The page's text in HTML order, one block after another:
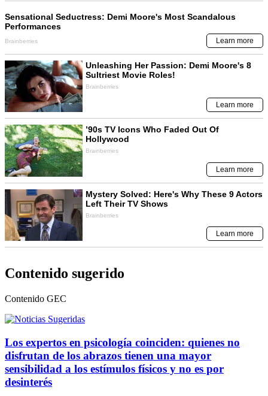
Contenido sugerido
Contenido GEC
Los expertos en psicología coinciden: quienes no
disfrutan de los abrazos tienen una mayor
sensibilidad a los estímulos físicos y no es por
desinterés